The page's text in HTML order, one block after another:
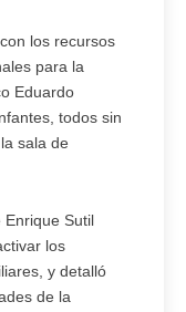
los recursos
para la
Eduardo
todos sin
sala de
Enrique Sutil
los
y detalló
de la